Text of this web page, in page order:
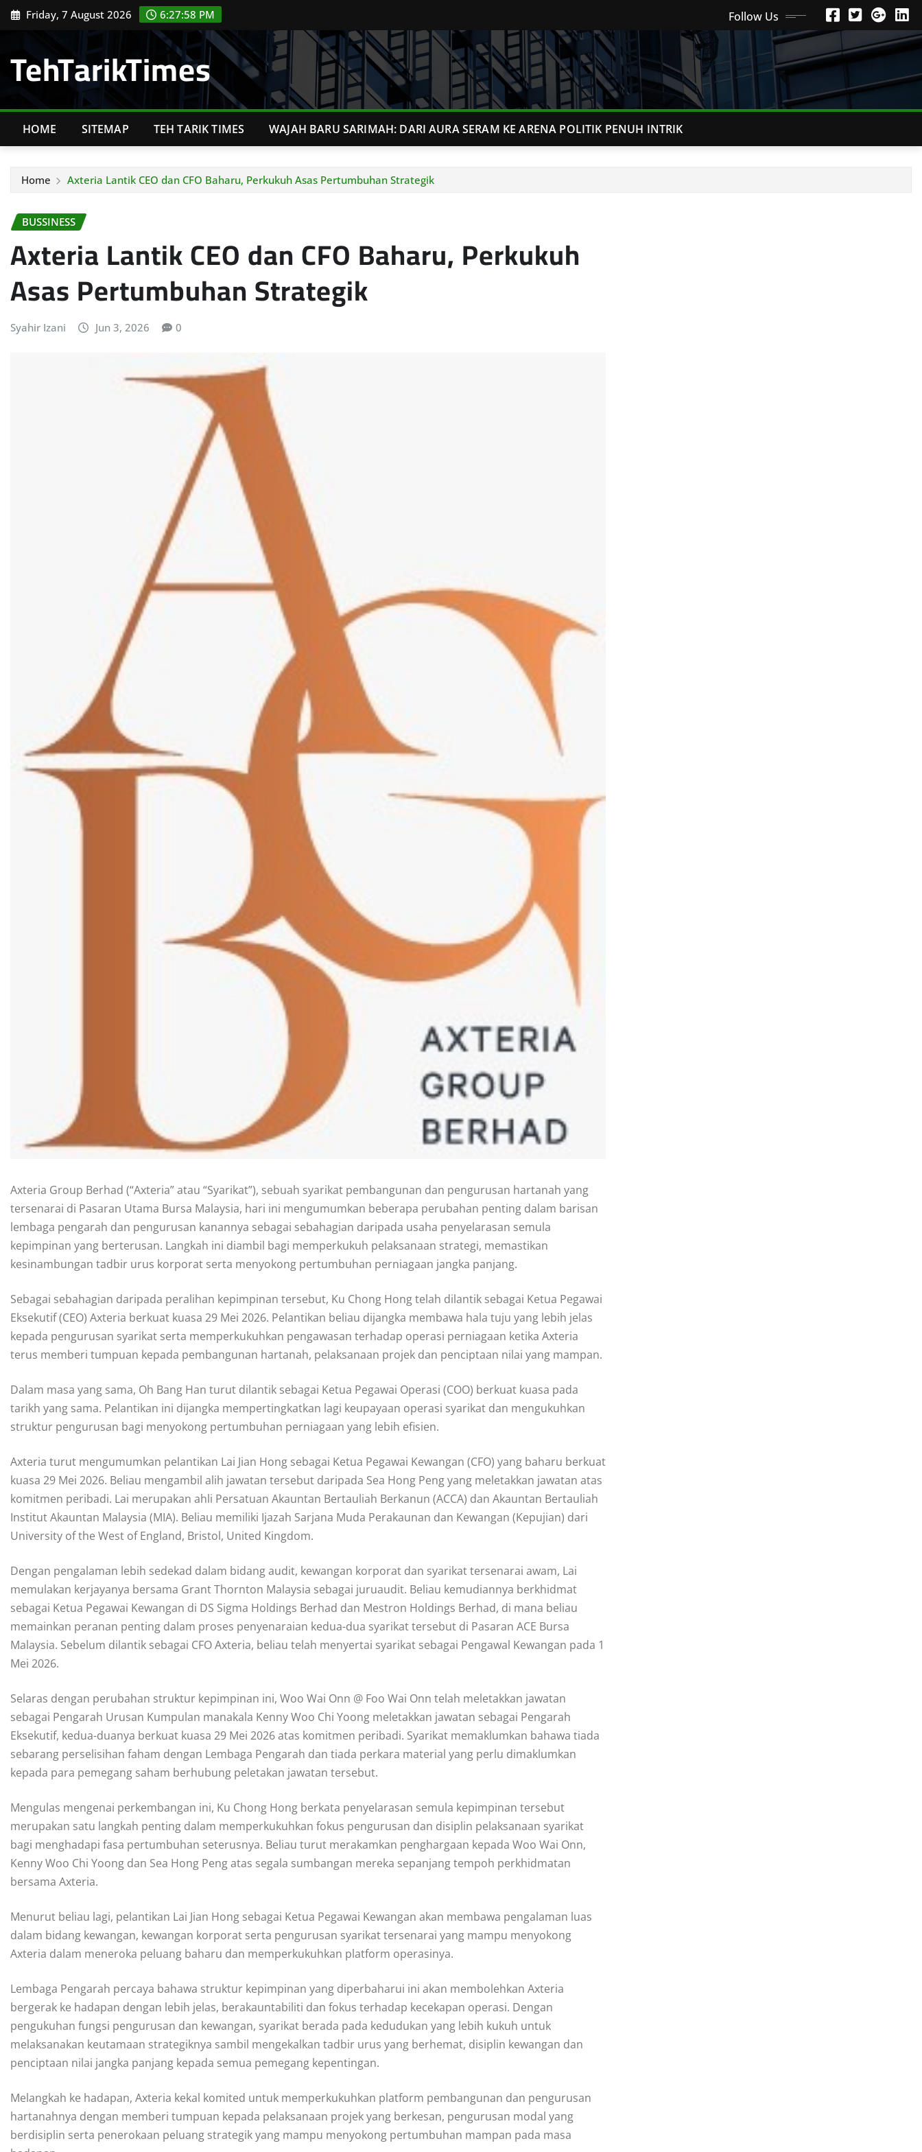
Skip Friday, 7 August 2026 6:27:59 PM Follow Us
TehTarikTimes
HOME SITEMAP TEH TARIK TIMES WAJAH BARU SARIMAH: DARI AURA SERAM KE ARENA POLITIK PENUH INTRIK
Home Axteria Lantik CEO dan CFO Baharu, Perkukuh Asas Pertumbuhan Strategik
BUSSINESS
Axteria Lantik CEO dan CFO Baharu, Perkukuh
Asas Pertumbuhan Strategik
Syahir Izani Jun 3, 2026 0
Axteria Group Berhad (“Axteria” atau “Syarikat”), sebuah syarikat pembangunan dan pengurusan hartanah yang
tersenarai di Pasaran Utama Bursa Malaysia, hari ini mengumumkan beberapa perubahan penting dalam barisan
lembaga pengarah dan pengurusan kanannya sebagai sebahagian daripada usaha penyelarasan semula
kepimpinan yang berterusan. Langkah ini diambil bagi memperkukuh pelaksanaan strategi, memastikan
kesinambungan tadbir urus korporat serta menyokong pertumbuhan perniagaan jangka panjang.
Sebagai sebahagian daripada peralihan kepimpinan tersebut, Ku Chong Hong telah dilantik sebagai Ketua Pegawai
Eksekutif (CEO) Axteria berkuat kuasa 29 Mei 2026. Pelantikan beliau dijangka membawa hala tuju yang lebih jelas
kepada pengurusan syarikat serta memperkukuhkan pengawasan terhadap operasi perniagaan ketika Axteria
terus memberi tumpuan kepada pembangunan hartanah, pelaksanaan projek dan penciptaan nilai yang mampan.
Dalam masa yang sama, Oh Bang Han turut dilantik sebagai Ketua Pegawai Operasi (COO) berkuat kuasa pada
tarikh yang sama. Pelantikan ini dijangka mempertingkatkan lagi keupayaan operasi syarikat dan mengukuhkan
struktur pengurusan bagi menyokong pertumbuhan perniagaan yang lebih efisien.
Axteria turut mengumumkan pelantikan Lai Jian Hong sebagai Ketua Pegawai Kewangan (CFO) yang baharu berkuat
kuasa 29 Mei 2026. Beliau mengambil alih jawatan tersebut daripada Sea Hong Peng yang meletakkan jawatan atas
komitmen peribadi. Lai merupakan ahli Persatuan Akauntan Bertauliah Berkanun (ACCA) dan Akauntan Bertauliah
Institut Akauntan Malaysia (MIA). Beliau memiliki Ijazah Sarjana Muda Perakaunan dan Kewangan (Kepujian) dari
University of the West of England, Bristol, United Kingdom.
Dengan pengalaman lebih sedekad dalam bidang audit, kewangan korporat dan syarikat tersenarai awam, Lai
memulakan kerjayanya bersama Grant Thornton Malaysia sebagai juruaudit. Beliau kemudiannya berkhidmat
sebagai Ketua Pegawai Kewangan di DS Sigma Holdings Berhad dan Mestron Holdings Berhad, di mana beliau
memainkan peranan penting dalam proses penyenaraian kedua-dua syarikat tersebut di Pasaran ACE Bursa
Malaysia. Sebelum dilantik sebagai CFO Axteria, beliau telah menyertai syarikat sebagai Pengawal Kewangan pada 1
Mei 2026.
Selaras dengan perubahan struktur kepimpinan ini, Woo Wai Onn @ Foo Wai Onn telah meletakkan jawatan
sebagai Pengarah Urusan Kumpulan manakala Kenny Woo Chi Yoong meletakkan jawatan sebagai Pengarah
Eksekutif, kedua-duanya berkuat kuasa 29 Mei 2026 atas komitmen peribadi. Syarikat memaklumkan bahawa tiada
sebarang perselisihan faham dengan Lembaga Pengarah dan tiada perkara material yang perlu dimaklumkan
kepada para pemegang saham berhubung peletakan jawatan tersebut.
Mengulas mengenai perkembangan ini, Ku Chong Hong berkata penyelarasan semula kepimpinan tersebut
merupakan satu langkah penting dalam memperkukuhkan fokus pengurusan dan disiplin pelaksanaan syarikat
bagi menghadapi fasa pertumbuhan seterusnya. Beliau turut merakamkan penghargaan kepada Woo Wai Onn,
Kenny Woo Chi Yoong dan Sea Hong Peng atas segala sumbangan mereka sepanjang tempoh perkhidmatan
bersama Axteria.
Menurut beliau lagi, pelantikan Lai Jian Hong sebagai Ketua Pegawai Kewangan akan membawa pengalaman luas
dalam bidang kewangan, kewangan korporat serta pengurusan syarikat tersenarai yang mampu menyokong
Axteria dalam meneroka peluang baharu dan memperkukuhkan platform operasinya.
Lembaga Pengarah percaya bahawa struktur kepimpinan yang diperbaharui ini akan membolehkan Axteria
bergerak ke hadapan dengan lebih jelas, berakauntabiliti dan fokus terhadap kecekapan operasi. Dengan
pengukuhan fungsi pengurusan dan kewangan, syarikat berada pada kedudukan yang lebih kukuh untuk
melaksanakan keutamaan strategiknya sambil mengekalkan tadbir urus yang berhemat, disiplin kewangan dan
penciptaan nilai jangka panjang kepada semua pemegang kepentingan.
Melangkah ke hadapan, Axteria kekal komited untuk memperkukuhkan platform pembangunan dan pengurusan
hartanahnya dengan memberi tumpuan kepada pelaksanaan projek yang berkesan, pengurusan modal yang
berdisiplin serta penerokaan peluang strategik yang mampu menyokong pertumbuhan mampan pada masa